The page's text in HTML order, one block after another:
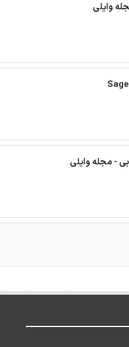
وایلی
- مجله وایلی